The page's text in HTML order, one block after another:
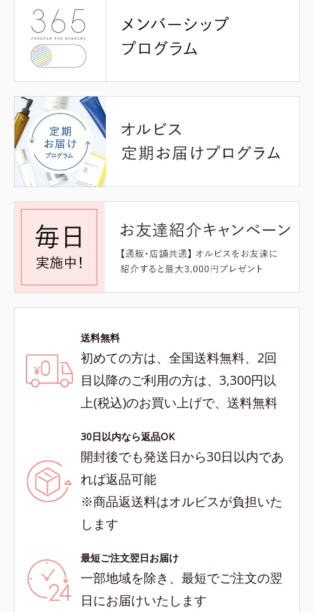
送料無料
初めての方は、全国送料無料、2回
目以降のご利用の方は、3,300円以
上(税込)のお買い上げで、送料無料
30日以内なら返品OK
開封後でも発送日から30日以内であ
れば返品可能
※商品返送料はオルビスが負担いた
します
最短ご注文翌日お届け
一部地域を除き、最短でご注文の翌
日にお届けいたします